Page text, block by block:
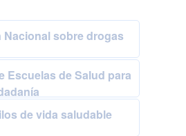
Nacional sobre drogas
Escuelas de Salud para
de vida saludable